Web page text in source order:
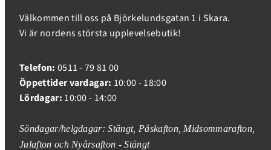
Välkommen till oss på Björkelundsgatan 1 i Skara.
Vi är nordens största upplevelsebutik!
Telefon: 0511 - 79 81 00
Öppettider vardagar: 10:00 - 18:00
Lördagar: 10:00 - 14:00
Söndagar/helgdagar: Stängt, Påskafton, Midsommarafton,
Julafton och Nyårsafton - Stängt